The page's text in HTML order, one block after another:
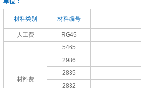
单位：
材料类别 材料编号
人工费 RG45
材料费
5465
2986
2835
2832